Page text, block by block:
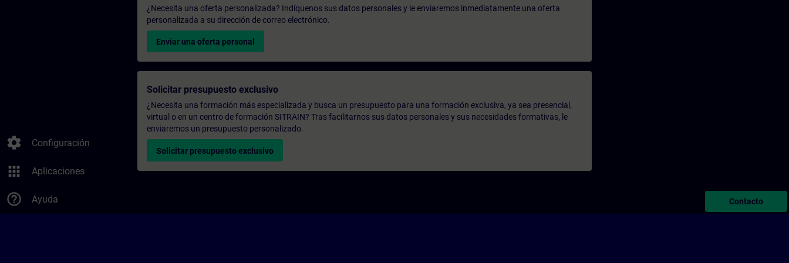
settings Configuración
apps Aplicaciones
help_outline Ayuda
¿Necesita una oferta personalizada? Indíquenos sus datos personales y le enviaremos inmediatamente una oferta
personalizada a su dirección de correo electrónico.
Enviar una oferta personal
Solicitar presupuesto exclusivo
¿Necesita una formación más especializada y busca un presupuesto para una formación exclusiva, ya sea presencial,
virtual o en un centro de formación SITRAIN? Tras facilitarnos sus datos personales y sus necesidades formativas, le
enviaremos un presupuesto personalizado.
Solicitar presupuesto exclusivo
Contacto